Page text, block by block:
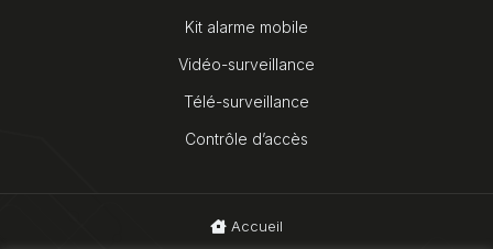
Kit alarme mobile
Vidéo-surveillance
Télé-surveillance
Contrôle d’accès
Accueil